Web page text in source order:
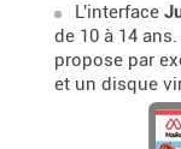
L'interface
de 10 à 14
propose par
et un disque